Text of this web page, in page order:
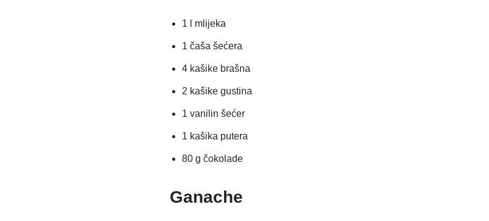
1 l mlijeka
1 čaša šećera
4 kašike brašna
2 kašike gustina
1 vanilin šećer
1 kašika putera
80 g čokolade
Ganache